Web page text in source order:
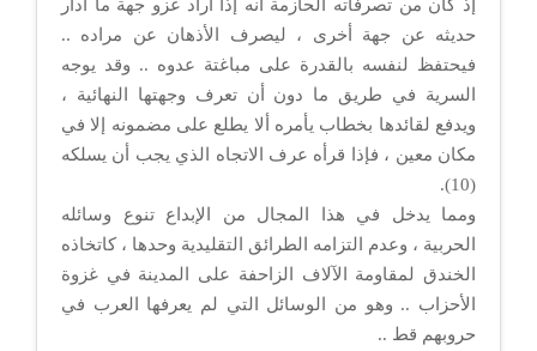
إذ كان من تصرفاته الحازمة أنه إذا أراد غزو جهة ما أدار
حديثه عن جهة أخرى ، ليصرف الأذهان عن مراده ..
فيحتفظ لنفسه بالقدرة على مباغتة عدوه .. وقد يوجه
السرية في طريق ما دون أن تعرف وجهتها النهائية ،
ويدفع لقائدها بخطاب يأمره ألا يطلع على مضمونه إلا في
مكان معين ، فإذا قرأه عرف الاتجاه الذي يجب أن يسلكه
(10).
ومما يدخل في هذا المجال من الإبداع تنوع وسائله
الحربية ، وعدم التزامه الطرائق التقليدية وحدها ، كاتخاذه
الخندق لمقاومة الآلاف الزاحفة على المدينة في غزوة
الأحزاب .. وهو من الوسائل التي لم يعرفها العرب في
حروبهم قط ..